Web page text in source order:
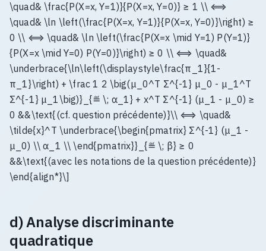
\quad& \frac{P(X=x, Y=1)}{P(X=x, Y=0)} ≥ 1 \\ ⟺
\quad& \ln \left(\frac{P(X=x, Y=1)}{P(X=x, Y=0)}\right) ≥
0 \\ ⟺ \quad& \ln \left(\frac{P(X=x \mid Y=1) P(Y=1)}
{P(X=x \mid Y=0) P(Y=0)}\right) ≥ 0 \\ ⟺ \quad&
\underbrace{\ln\left(\displaystyle\frac{π_1}{1-
π_1}\right) + \frac 1 2 \big(μ_0^T Σ^{-1} μ_0 - μ_1^T
Σ^{-1} μ_1\big)}_{≝ \; α_1} + x^T Σ^{-1} (μ_1 - μ_0) ≥
0 &&\text{(cf. question précédente)}\\ ⟺ \quad&
\tilde{x}^T \underbrace{\begin{pmatrix} Σ^{-1} (μ_1 -
μ_0) \\ α_1 \\ \end{pmatrix}}_{≝ \; β} ≥ 0
&&\text{(avec les notations de la question précédente)}
\end{align*}\]
d) Analyse discriminante
quadratique